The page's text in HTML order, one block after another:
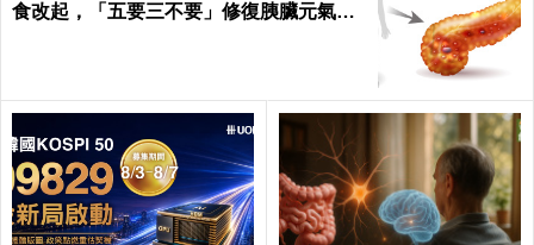
食改起，「五要三不要」修復胰臟元氣｜